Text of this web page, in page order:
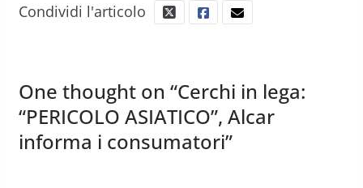
Condividi l'articolo
One thought on “Cerchi in lega:
“PERICOLO ASIATICO”, Alcar
informa i consumatori”